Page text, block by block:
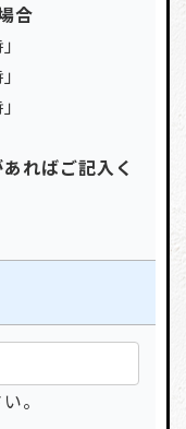
合
ればご記入く
。